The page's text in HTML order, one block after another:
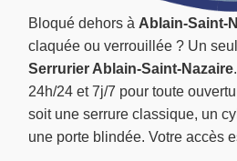
Bloqué dehors à Ablain-Saint-
claquée ou verrouillée ? Un
Serrurier Ablain-Saint-Nazaire
24h/24 et 7j/7 pour toute
soit une serrure classique, un
une porte blindée. Votre accès